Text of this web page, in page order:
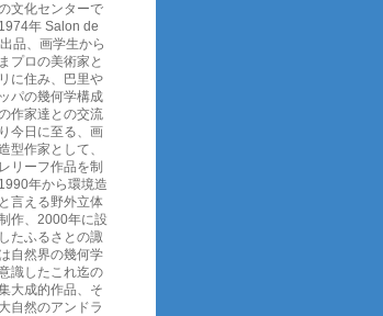
文化センターで
年 Salon de
品、画学生から
プロの美術家と
に住み、巴里や
パの幾何学構成
作家達との交流
今日に至る、画
型作家として、
リーフ作品を制
年から環境造
言える野外立体
作、2000年に設
たふるさとの諏
自然界の幾何学
識したこれ迄の
大成的作品、そ
自然のアンドラ